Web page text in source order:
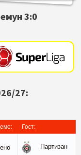
3:0
27:
Гост:
Партизан